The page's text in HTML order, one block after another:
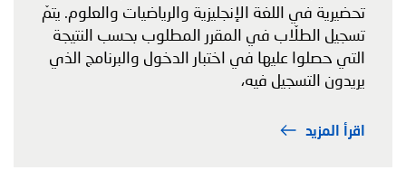
تحضيرية في اللغة الإنجليزية والرياضيات والعلوم. يتمّ
تسجيل الطلّاب في المقرر المطلوب بحسب النتيجة
التي حصلوا عليها في اختبار الدخول والبرنامج الذي
يريدون التسجيل فيه،
اقرأ المزيد